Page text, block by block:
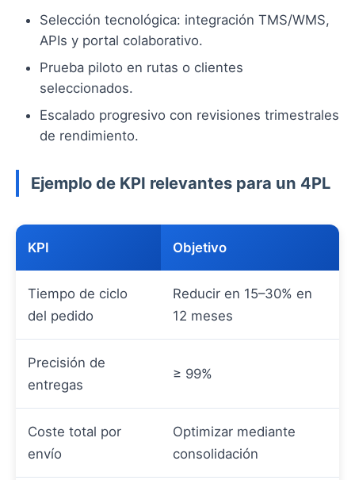
Selección tecnológica: integración TMS/WMS,
APIs y portal colaborativo.
Prueba piloto en rutas o clientes
seleccionados.
Escalado progresivo con revisiones trimestrales
de rendimiento.
Ejemplo de KPI relevantes para un 4PL
KPI Objetivo
Tiempo de ciclo
del pedido
Reducir en 15–30% en
12 meses
Precisión de
entregas
≥ 99%
Coste total por
envío
Optimizar mediante
consolidación